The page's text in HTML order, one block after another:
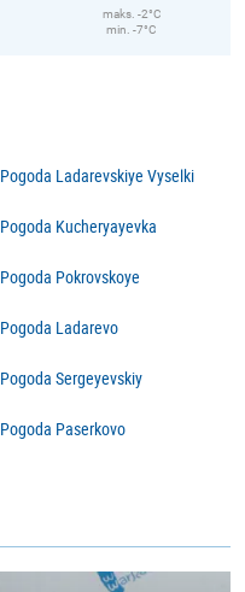
maks. -2°C
min. -7°C
Pogoda Ladarevskiye Vyselki
Pogoda Kucheryayevka
Pogoda Pokrovskoye
Pogoda Ladarevo
Pogoda Sergeyevskiy
Pogoda Paserkovo